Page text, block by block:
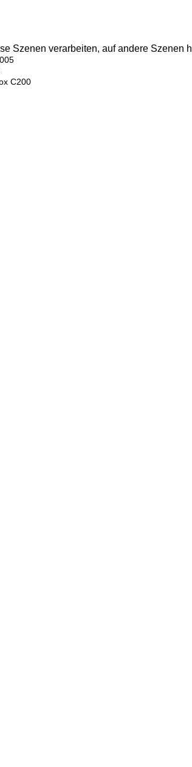
Szenen verarbeiten, auf andere Szenen
C200